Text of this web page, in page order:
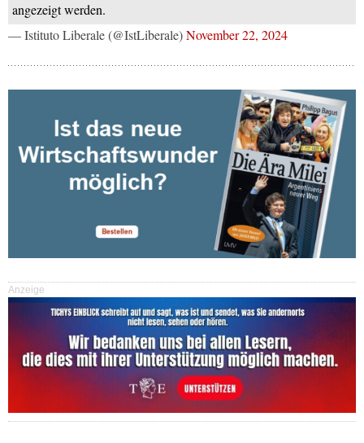
angezeigt werden.
— Istituto Liberale (@IstLiberale)November 22, 2024
Anzeige